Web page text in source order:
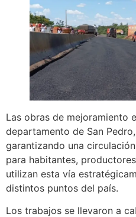
Las obras de mejoramiento
departamento de San
garantizando una
para habitantes,
utilizan esta vía
distintos puntos del país.
Los trabajos se llevaron a